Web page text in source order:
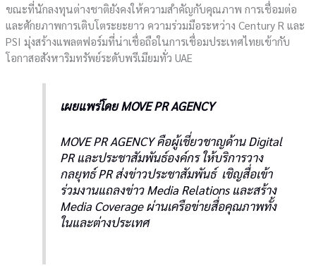
ขณะที่นักลงทุนต่างชาติยังคงให้ความสำคัญกับคุณภาพ การเชื่อมต่อ
และศักยภาพการเติบโตระยะยาว ความร่วมมือระหว่าง Century R และ
PSI มุ่งสร้างแพลตฟอร์มที่น่าเชื่อถือในการเชื่อมประเทศไทยเข้ากับ
โอกาสอสังหาริมทรัพย์ระดับพรีเมียมทั่ว UAE
เผยแพร่โดย MOVE PR AGENCY
MOVE PR AGENCY คือผู้เชี่ยวชาญด้าน Digital
PR และประชาสัมพันธ์องค์กร ให้บริการวาง
กลยุทธ์ PR ส่งข่าวประชาสัมพันธ์ เชิญสื่อเข้า
ร่วมงานแถลงข่าว Media Relations และสร้าง
Media Coverage ผ่านเครือข่ายสื่อคุณภาพทั้ง
ในและต่างประเทศ